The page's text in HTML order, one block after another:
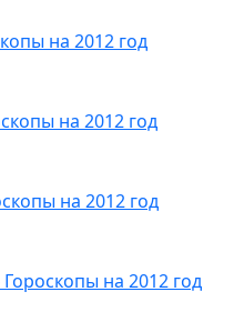
на 2012 год
на 2012 год
на 2012 год
на 2012 год